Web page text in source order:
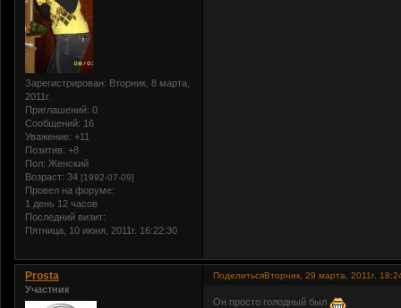
Зарегистрирован: Вторник, 8 марта,
2011г.
Приглашений: 0
Сообщений: 16
Уважение: +11
Позитив: +8
Пол: Женский
Возраст: 34 [1992-07-09]
Провел на форуме:
1 день 12 часов
Последний визит:
Пятница, 10 июня, 2011г. 16:22:30
ПоделитьсяВторник, 29 марта, 2011г.
Prosta
Участник
Он просто голодный был